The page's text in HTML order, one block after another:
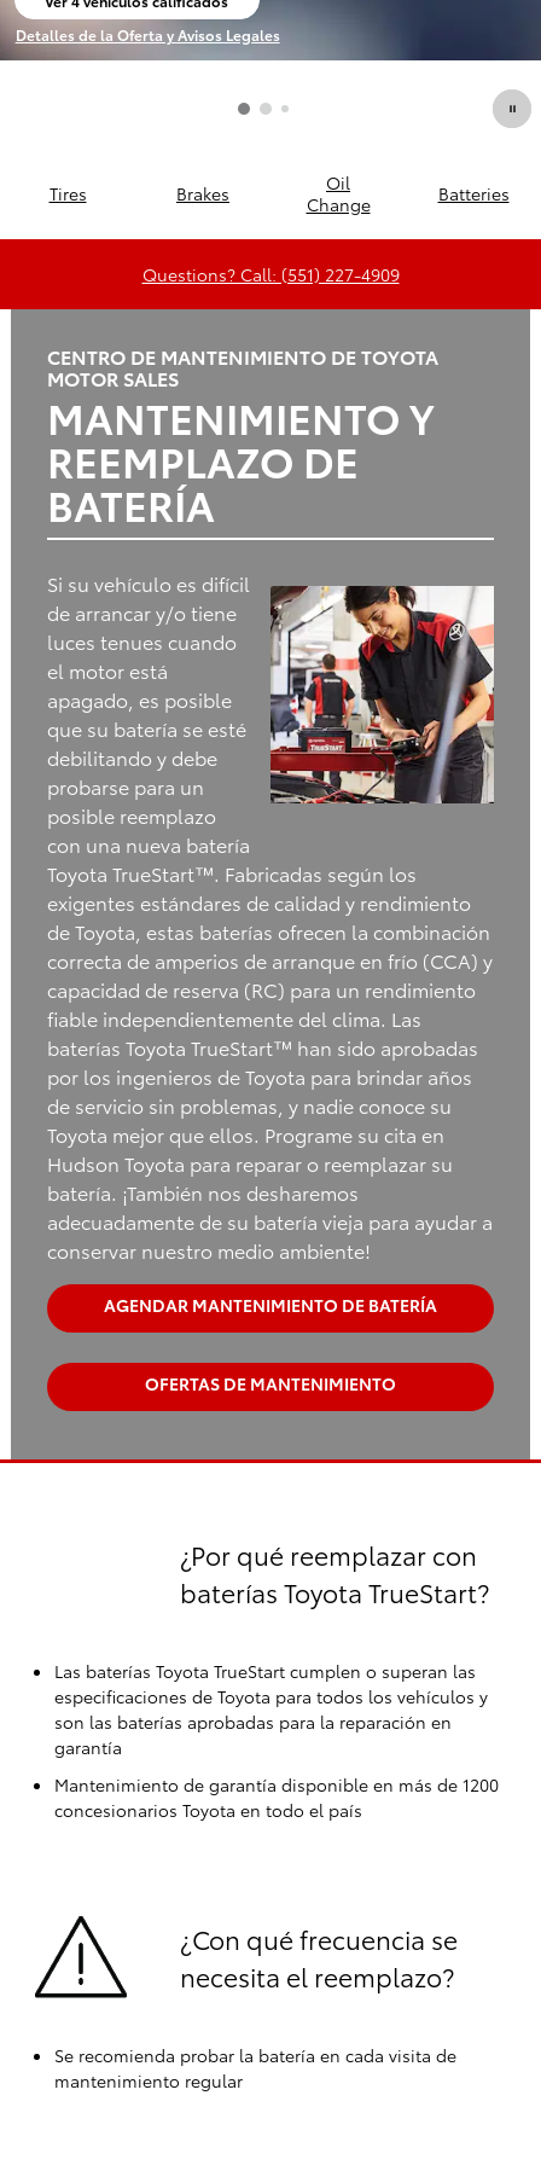
abrir en la misma pestaña
Detalles de la Oferta y Avisos Legales
Open Incentive Modal
Tires Brakes
Oil
Change
Batteries
Questions? Call: (551) 227-4909
CENTRO DE MANTENIMIENTO DE TOYOTA
MOTOR SALES
MANTENIMIENTO Y
REEMPLAZO DE
BATERÍA
Si su vehículo es difícil
de arrancar y/o tiene
luces tenues cuando
el motor está
apagado, es posible
que su batería se esté
debilitando y debe
probarse para un
posible reemplazo
con una nueva batería
Toyota TrueStart™. Fabricadas según los
exigentes estándares de calidad y rendimiento
de Toyota, estas baterías ofrecen la combinación
correcta de amperios de arranque en frío (CCA) y
capacidad de reserva (RC) para un rendimiento
fiable independientemente del clima. Las
baterías Toyota TrueStart™ han sido aprobadas
por los ingenieros de Toyota para brindar años
de servicio sin problemas, y nadie conoce su
Toyota mejor que ellos. Programe su cita en
Hudson Toyota para reparar o reemplazar su
batería. ¡También nos desharemos
adecuadamente de su batería vieja para ayudar a
conservar nuestro medio ambiente!
AGENDAR MANTENIMIENTO DE BATERÍA
OFERTAS DE MANTENIMIENTO
¿Por qué reemplazar con
baterías Toyota TrueStart?
Las baterías Toyota TrueStart cumplen o superan las
especificaciones de Toyota para todos los vehículos y
son las baterías aprobadas para la reparación en
garantía
Mantenimiento de garantía disponible en más de 1200
concesionarios Toyota en todo el país
¿Con qué frecuencia se
necesita el reemplazo?
Se recomienda probar la batería en cada visita de
mantenimiento regular